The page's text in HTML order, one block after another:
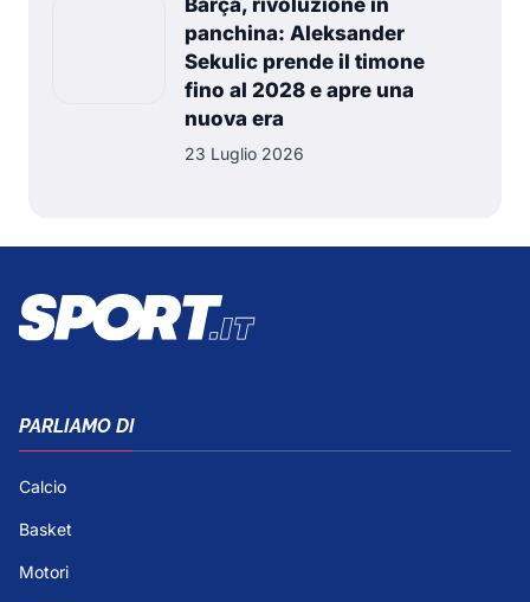
Barça, rivoluzione in
panchina: Aleksander
Sekulic prende il timone
fino al 2028 e apre una
nuova era
23 Luglio 2026
PARLIAMO DI
Calcio
Basket
Motori